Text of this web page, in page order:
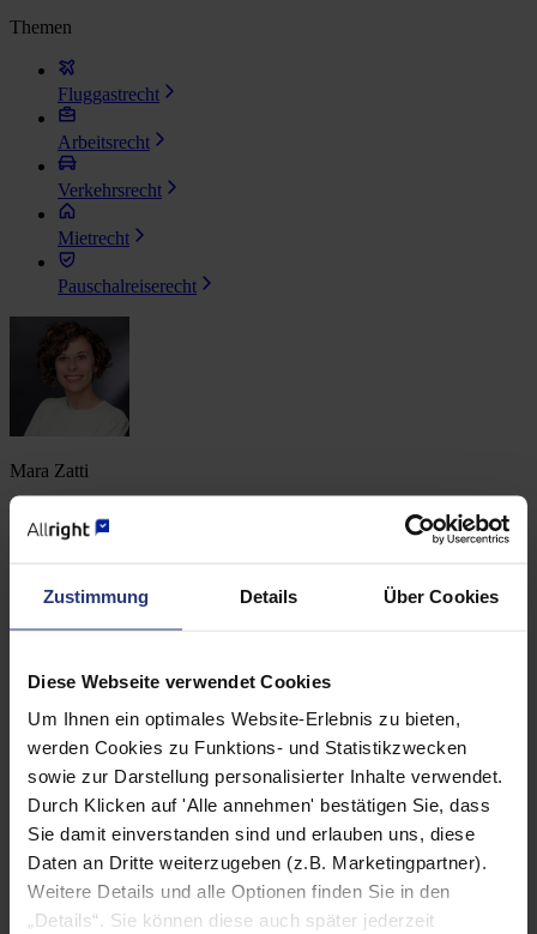
Zustimmung Details Über Cookies
Diese Webseite verwendet Cookies
Um Ihnen ein optimales Website-Erlebnis zu bieten,
werden Cookies zu Funktions- und Statistikzwecken
sowie zur Darstellung personalisierter Inhalte verwendet.
Durch Klicken auf 'Alle annehmen' bestätigen Sie, dass
Sie damit einverstanden sind und erlauben uns, diese
Daten an Dritte weiterzugeben (z.B. Marketingpartner).
Weitere Details und alle Optionen finden Sie in den
„Details“. Sie können diese auch später jederzeit
Themen
Fluggastrecht
Arbeitsrecht
Verkehrsrecht
Mietrecht
Pauschalreiserecht
Mara Zatti
Ansprechpartnerin für Presseanfragen
Ansprechpartner für Presseanfragen
Presse:
presse@allright.de
Fall einreichen:
sales@allright.de